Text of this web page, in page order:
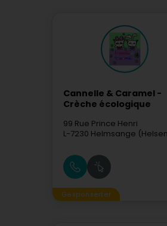
Cannelle & Caramel -
Crèche écologique
99 Rue Prince Henri
L-7230 Helmsange
Gesponserter